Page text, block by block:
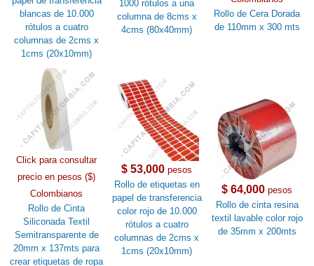
blancas de 10.000
rótulos a cuatro
columnas de 2cms x
1cms (20x10mm)
1000 rótulos a una
columna de 8cms x
4cms (80x40mm)
Rollo de Cera Dorada
de 110mm x 300 mts
Click para consultar
precio en pesos ($)
Colombianos
Rollo de Cinta
Siliconada Textil
Semitransparente de
20mm x 137mts para
crear etiquetas de ropa
$ 53,000 pesos
Rollo de etiquetas en
papel de transferencia
color rojo de 10.000
rótulos a cuatro
columnas de 2cms x
1cms (20x10mm)
$ 64,000 pesos
Rollo de cinta resina
textil lavable color rojo
de 35mm x 200mts